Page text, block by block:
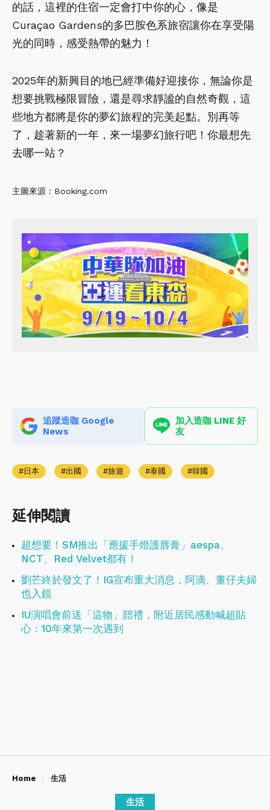
的話，這裡的住宿一定會打中你的心，像是
Curaçao Gardens的多巴胺色系旅宿讓你在享受陽
光的同時，感受熱帶的魅力！
2025年的新興目的地已經準備好迎接你，無論你是
想要挑戰極限冒險，還是尋求靜謐的自然奇觀，這
些地方都將是你的夢幻旅程的完美起點。別再等
了，趁著新的一年，來一場夢幻旅行吧！你最想先
去哪一站？
主圖來源：Booking.com
追蹤造咖 Google
News
加入造咖 LINE 好
友
日本 出國 旅遊 泰國 韓國
延伸閱讀
超想要！SM推出「應援手燈護唇膏」aespa、
NCT、Red Velvet都有！
劉芒終於發文了！IG宣布重大消息，阿滴、董仔夫婦
也入鏡
IU演唱會前送「這物」賠禮，附近居民感動喊超貼
心：10年來第一次遇到
Home 生活
生活